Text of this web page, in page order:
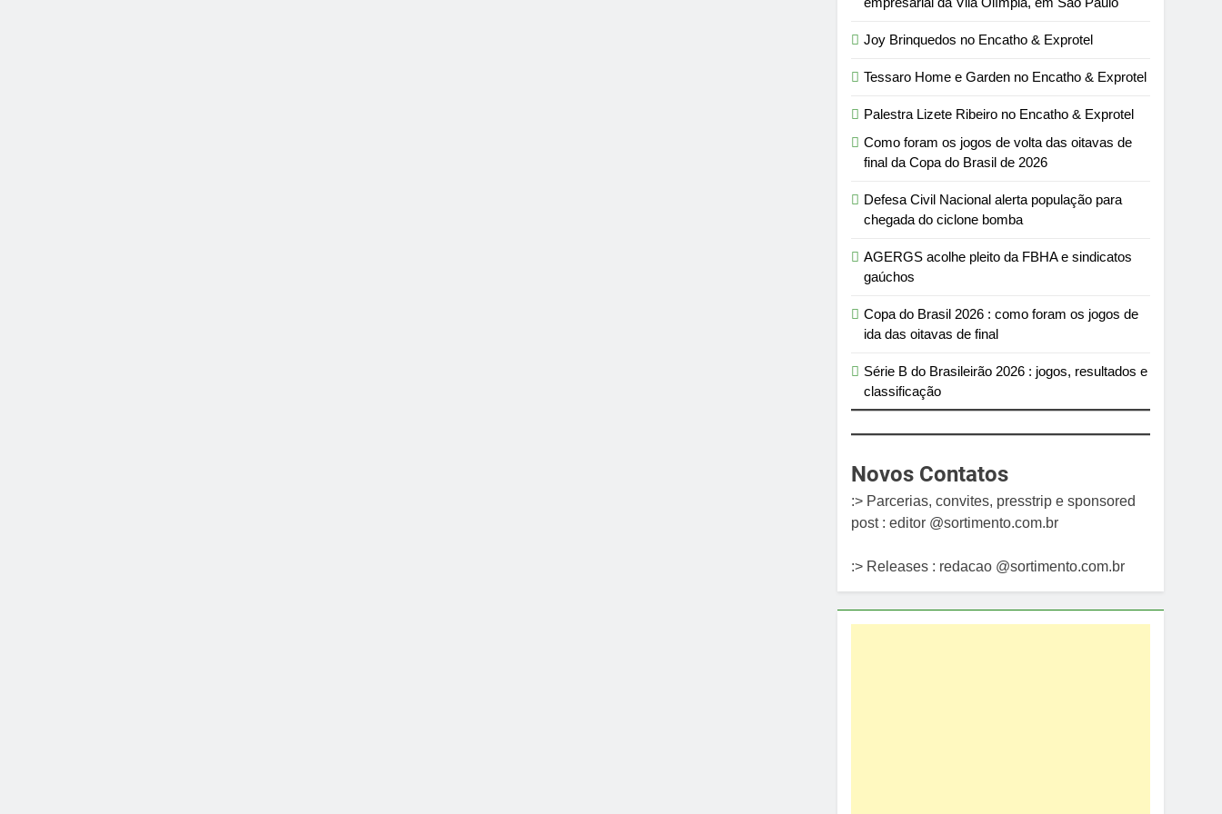
Joy Brinquedos no Encatho & Exprotel
Tessaro Home e Garden no Encatho & Exprotel
Palestra Lizete Ribeiro no Encatho & Exprotel
Como foram os jogos de volta das oitavas de
final da Copa do Brasil de 2026
Defesa Civil Nacional alerta população para
chegada do ciclone bomba
AGERGS acolhe pleito da FBHA e sindicatos
gaúchos
Copa do Brasil 2026 : como foram os jogos de
ida das oitavas de final
Série B do Brasileirão 2026 : jogos, resultados e
classificação
Novos Contatos
:> Parcerias, convites, presstrip e sponsored
post : editor @sortimento.com.br
:> Releases : redacao @sortimento.com.br